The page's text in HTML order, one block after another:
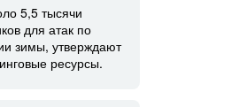
5,5 тысячи
для атак по
зимы, утверждают
ресурсы.